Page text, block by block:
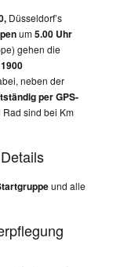
Düsseldorf’s
um5.00 Uhr
gehen die
1900
neben der
per GPS-
sind bei Km
und alle